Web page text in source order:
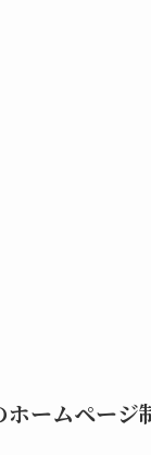
ホームページ